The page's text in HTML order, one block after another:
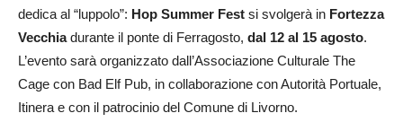
dedica al “luppolo”: Hop Summer Fest si svolgerà in Fortezza
Vecchiadurante il ponte di Ferragosto, dal 12 al 15 agosto.
L’evento sarà organizzato dall’Associazione Culturale The
Cage con Bad Elf Pub, in collaborazione con Autorità Portuale,
Itinera e con il patrocinio del Comune di Livorno.